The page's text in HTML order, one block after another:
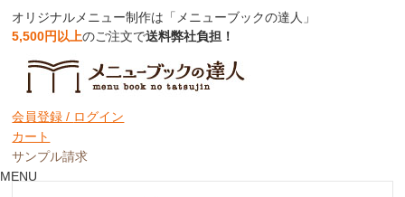
オリジナルメニュー制作は「メニューブックの達人」
5,500円以上のご注文で送料弊社負担！
会員登録 / ログイン
カート
サンプル請求
MENU
【A4-20ページ対応】洋風用一体型中面ビ
ニールポケット★ピン綴じ用【MTMPA-
420】